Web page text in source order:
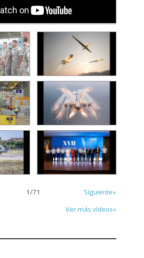
1/71
Siguiente»
Ver más vídeos»